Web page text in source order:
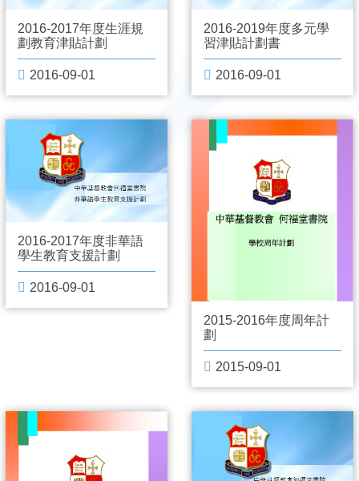
2016-2017年度生涯規
劃教育津貼計劃
2016-09-01
2016-2019年度多元學
習津貼計劃書
2016-09-01
2016-2017年度非華語
學生教育支援計劃
2016-09-01
2015-2016年度周年計
劃
2015-09-01